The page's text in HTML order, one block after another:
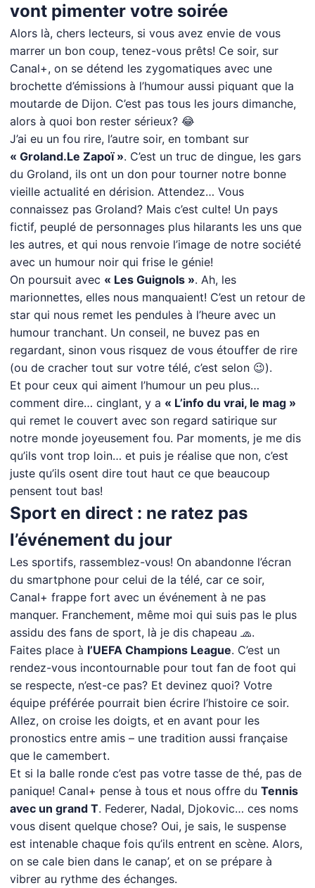
vont pimenter votre soirée
Alors là, chers lecteurs, si vous avez envie de vous
marrer un bon coup, tenez-vous prêts! Ce soir, sur
Canal+, on se détend les zygomatiques avec une
brochette d’émissions à l’humour aussi piquant que la
moutarde de Dijon. C’est pas tous les jours dimanche,
alors à quoi bon rester sérieux? 😂
J’ai eu un fou rire, l’autre soir, en tombant sur
« Groland.Le Zapoï ». C’est un truc de dingue, les gars
du Groland, ils ont un don pour tourner notre bonne
vieille actualité en dérision. Attendez… Vous
connaissez pas Groland? Mais c’est culte! Un pays
fictif, peuplé de personnages plus hilarants les uns que
les autres, et qui nous renvoie l’image de notre société
avec un humour noir qui frise le génie!
On poursuit avec « Les Guignols ». Ah, les
marionnettes, elles nous manquaient! C’est un retour de
star qui nous remet les pendules à l’heure avec un
humour tranchant. Un conseil, ne buvez pas en
regardant, sinon vous risquez de vous étouffer de rire
(ou de cracher tout sur votre télé, c’est selon 😉).
Et pour ceux qui aiment l’humour un peu plus…
comment dire… cinglant, y a « L’info du vrai, le mag »
qui remet le couvert avec son regard satirique sur
notre monde joyeusement fou. Par moments, je me dis
qu’ils vont trop loin… et puis je réalise que non, c’est
juste qu’ils osent dire tout haut ce que beaucoup
pensent tout bas!
Sport en direct : ne ratez pas
l’événement du jour
Les sportifs, rassemblez-vous! On abandonne l’écran
du smartphone pour celui de la télé, car ce soir,
Canal+ frappe fort avec un événement à ne pas
manquer. Franchement, même moi qui suis pas le plus
assidu des fans de sport, là je dis chapeau 🧢.
Faites place à l’UEFA Champions League. C’est un
rendez-vous incontournable pour tout fan de foot qui
se respecte, n’est-ce pas? Et devinez quoi? Votre
équipe préférée pourrait bien écrire l’histoire ce soir.
Allez, on croise les doigts, et en avant pour les
pronostics entre amis – une tradition aussi française
que le camembert.
Et si la balle ronde c’est pas votre tasse de thé, pas de
panique! Canal+ pense à tous et nous offre du Tennis
avec un grand T. Federer, Nadal, Djokovic… ces noms
vous disent quelque chose? Oui, je sais, le suspense
est intenable chaque fois qu’ils entrent en scène. Alors,
on se cale bien dans le canap’, et on se prépare à
vibrer au rythme des échanges.